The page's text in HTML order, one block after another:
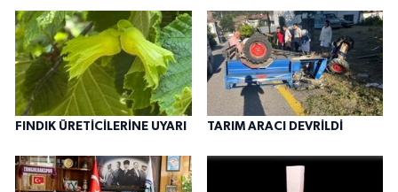
FINDIK ÜRETİCİLERİNE UYARI TARIM ARACI DEVRİLDİ